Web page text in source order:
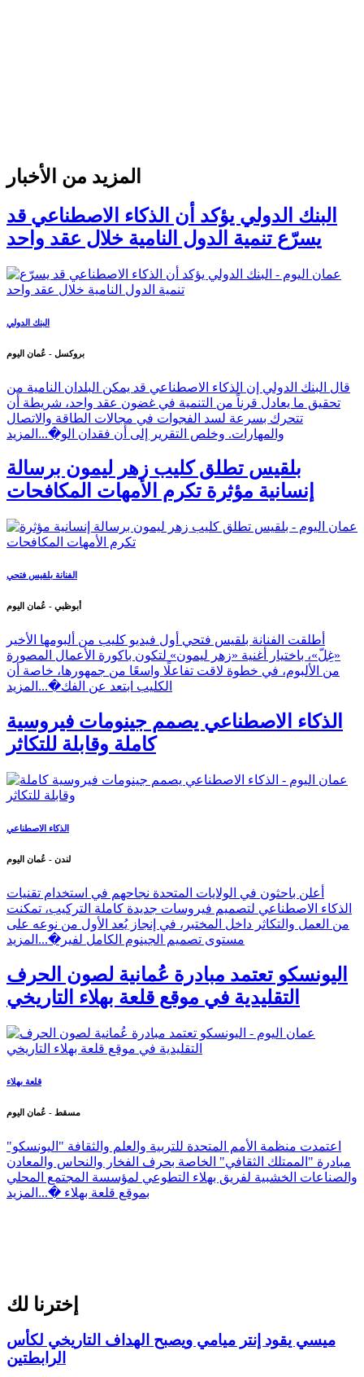
المزيد من الأخبار
البنك الدولي يؤكد أن الذكاء الاصطناعي قد
يسرّع تنمية الدول النامية خلال عقد واحد
البنك الدولي
بروكسل - عُمان اليوم
قال البنك الدولي إن الذكاء الاصطناعي قد يمكن البلدان النامية من
تحقيق ما يعادل قرناً من التنمية في غضون عقد واحد، شريطة أن
تتحرك بسرعة لسد الفجوات في مجالات الطاقة والاتصال
والمهارات. وخلص التقرير إلى أن فقدان الو�... المزيد
بلقيس تطلق كليب زهر ليمون برسالة
إنسانية مؤثرة تكرم الأمهات المكافحات
الفنانة بلقيس فتحي
أبوظبي - عُمان اليوم
أطلقت الفنانة بلقيس فتحي أول فيديو كليب من ألبومها الأخير
«غِلّ»، باختيار أغنية «زهر ليمون» لتكون باكورة الأعمال المصورة
من الألبوم، في خطوة لاقت تفاعلًا واسعًا من جمهورها، خاصة أن
الكليب ابتعد عن الفك�... المزيد
الذكاء الاصطناعي يصمم جينومات فيروسية
كاملة وقابلة للتكاثر
الذكاء الاصطناعي
لندن - عُمان اليوم
أعلن باحثون في الولايات المتحدة نجاحهم في استخدام تقنيات
الذكاء الاصطناعي لتصميم فيروسات جديدة كاملة التركيب، تمكنت
من العمل والتكاثر داخل المختبر، في إنجاز يُعد الأول من نوعه على
مستوى تصميم الجينوم الكامل لفير�... المزيد
اليونسكو تعتمد مبادرة عُمانية لصون الحرف
التقليدية في موقع قلعة بهلاء التاريخي
قلعة بهلاء
مسقط - عُمان اليوم
اعتمدت منظمة الأمم المتحدة للتربية والعلم والثقافة "اليونسكو"
مبادرة "الممتلك الثقافي" الخاصة بحرف الفخار والنحاس والمعادن
والصناعات الخشبية لفريق بهلاء التطوعي لمؤسسة المجتمع المحلي
بموقع قلعة بهلاء �... المزيد
إخترنا لك
ميسي يقود إنتر ميامي ويصبح الهداف التاريخي لكأس
الرابطتين